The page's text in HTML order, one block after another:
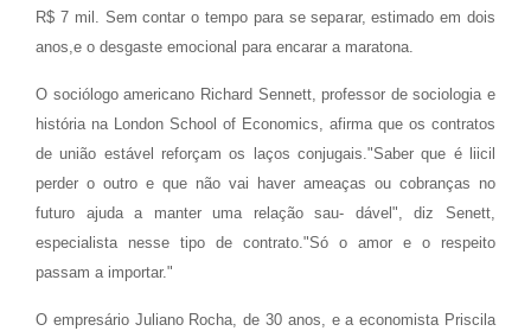
R$ 7 mil. Sem contar o tempo para se separar, estimado em dois
anos,e o desgaste emocional para encarar a maratona.
O sociólogo americano Richard Sennett, professor de sociologia e
história na London School of Economics, afirma que os contratos
de união estável reforçam os laços conjugais."Saber que é liicil
perder o outro e que não vai haver ameaças ou cobranças no
futuro ajuda a manter uma relação sau- dável", diz Senett,
especialista nesse tipo de contrato."Só o amor e o respeito
passam a importar."
O empresário Juliano Rocha, de 30 anos, e a economista Priscila